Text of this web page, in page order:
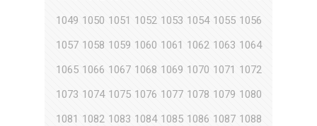
1049 1050 1051 1052 1053 1054 1055 1056
1057 1058 1059 1060 1061 1062 1063 1064
1065 1066 1067 1068 1069 1070 1071 1072
1073 1074 1075 1076 1077 1078 1079 1080
1081 1082 1083 1084 1085 1086 1087 1088